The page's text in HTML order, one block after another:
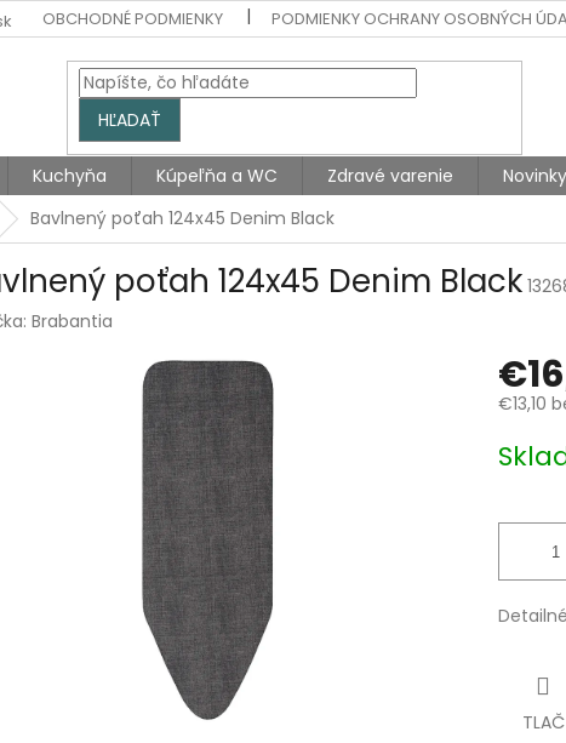
OBCHODNÉ PODMIENKY PODMIENKY OCHRANY OSOBNÝCH
HĽADAŤ
Kuchyňa Kúpeľňa a WC Zdravé varenie
Bavlnený poťah 124x45 Denim Black
poťah 124x45 Denim Black
Brabantia
€13,10
cena:
TLAČ